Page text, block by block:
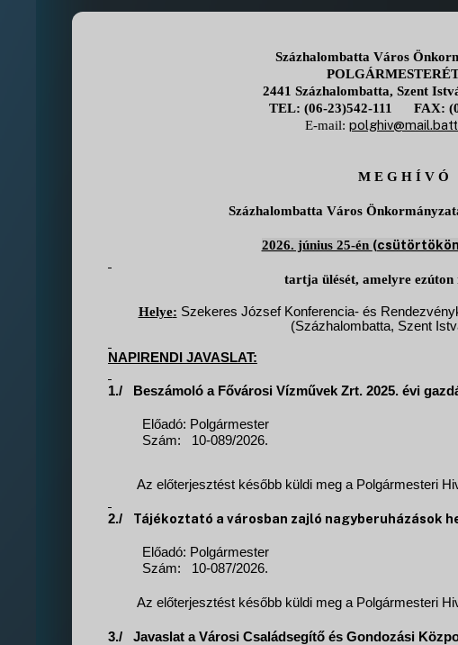
Százhalombatta Város
2441 Százhalombatta, Szent
TEL: (06-23)542-111
FAX:
E-mail:
M E G H Í V Ó
Százhalombatta Város
2026. június 25-én
tartja ülését, amelyre ezúton
Helye: Szekeres József Konferencia- és
(Százhalombatta, Szent
NAPIRENDI JAVASLAT:
1./ Beszámoló a Fővárosi Vízművek Zrt. 2025. évi
Előadó: Polgármester
Szám:
10-089/2026.
Az előterjesztést később küldi meg a Polgármesteri
2./ Tájékoztató a városban zajló nagyberuházások
Előadó: Polgármester
Szám:
10-087/2026.
Az előterjesztést később küldi meg a Polgármesteri
3./
Javaslat a Városi Családsegítő és Gondozási